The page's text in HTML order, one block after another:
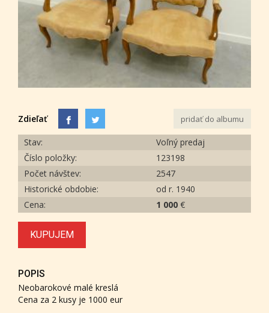
Zdieľať pridať do albumu
Stav:
Voľný predaj
Číslo položky:
123198
Počet návštev:
2547
Historické obdobie:
od r. 1940
Cena:
1 000 €
KUPUJEM
POPIS
Neobarokové malé kreslá
Cena za 2 kusy je 1000 eur